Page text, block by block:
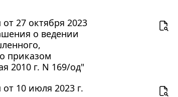
27 октября 2023
о ведении
приказом
2010 г. N 169/од"
10 июля 2023 г.